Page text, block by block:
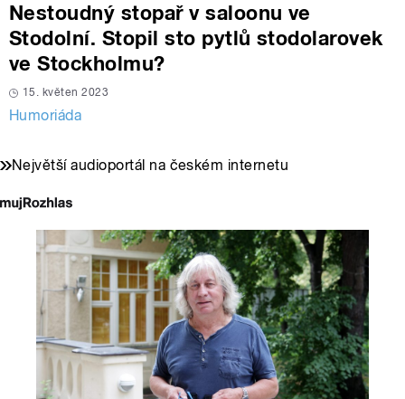
Nestoudný stopař v saloonu ve
Stodolní. Stopil sto pytlů stodolarovek
ve Stockholmu?
15. květen 2023
Humoriáda
Největší audioportál na českém internetu